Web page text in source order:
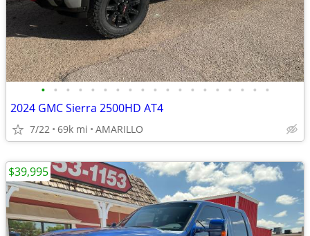
• • • • • • • • • • • • • • • • • • •
2024 GMC Sierra 2500HD AT4
7/22 69k mi AMARILLO
$39,995